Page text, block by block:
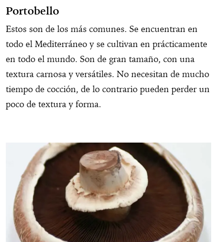
Portobello
Estos son de los más comunes. Se encuentran en
todo el Mediterráneo y se cultivan en prácticamente
en todo el mundo. Son de gran tamaño, con una
textura carnosa y versátiles. No necesitan de mucho
tiempo de cocción, de lo contrario pueden perder un
poco de textura y forma.